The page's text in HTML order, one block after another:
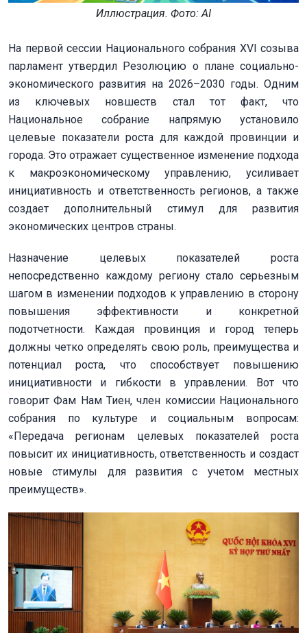
Иллюстрация. Фото: AI
На первой сессии Национального собрания XVI созыва
парламент утвердил Резолюцию о плане социально-
экономического развития на 2026–2030 годы. Одним
из ключевых новшеств стал тот факт, что
Национальное собрание напрямую установило
целевые показатели роста для каждой провинции и
города. Это отражает существенное изменение подхода
к макроэкономическому управлению, усиливает
инициативность и ответственность регионов, а также
создает дополнительный стимул для развития
экономических центров страны.
Назначение целевых показателей роста
непосредственно каждому региону стало серьезным
шагом в изменении подходов к управлению в сторону
повышения эффективности и конкретной
подотчетности. Каждая провинция и город теперь
должны четко определять свою роль, преимущества и
потенциал роста, что способствует повышению
инициативности и гибкости в управлении. Вот что
говорит Фам Нам Тиен, член комиссии Национального
собрания по культуре и социальным вопросам:
«Передача регионам целевых показателей роста
повысит их инициативность, ответственность и создаст
новые стимулы для развития с учетом местных
преимуществ».